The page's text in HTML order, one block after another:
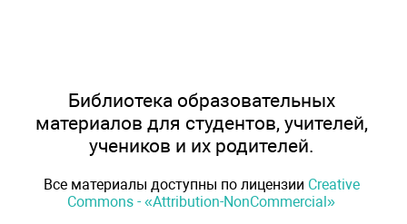
Библиотека образовательных
материалов для студентов, учителей,
учеников и их родителей.
Все материалы доступны по лицензии Creative
Commons - «Attribution-NonCommercial»